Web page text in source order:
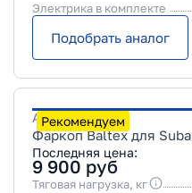
Электрика в комплекте
Подобрать аналог
Рекомендуем
АртикулSU01
Фаркоп Baltex для
Последняя цена:
9 900 руб
Тяговая нагрузка, кг